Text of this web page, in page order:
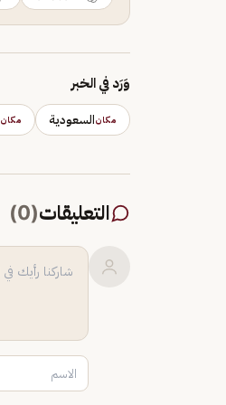
وَرَد في الخبر
مكانالسعودية مكان
التعليقات(
0
)